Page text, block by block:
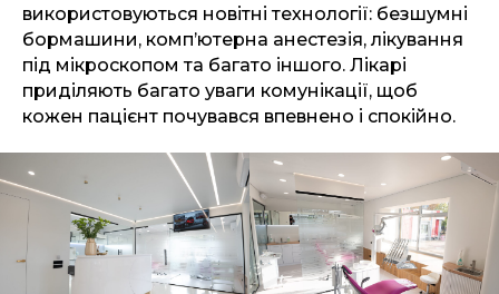
використовуються новітні технології: безшумні
бормашини, комп’ютерна анестезія, лікування
під мікроскопом та багато іншого. Лікарі
приділяють багато уваги комунікації, щоб
кожен пацієнт почувався впевнено і спокійно.